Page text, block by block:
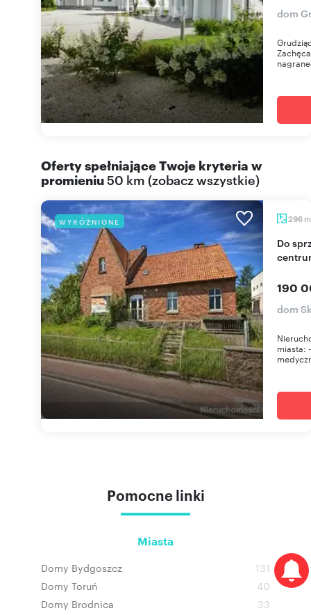
dom
Oferty spełniające Twoje kryteria w
promieniu50 km (zobacz wszystkie)
WYRÓŻNIONE 296 m
Do sprzedania kompleks budynków 296 m² w
190
dom
miasta:
Pomocne linki
Miasta
Domy Bydgoszcz
131
Domy Toruń
40
Domy Brodnica
33